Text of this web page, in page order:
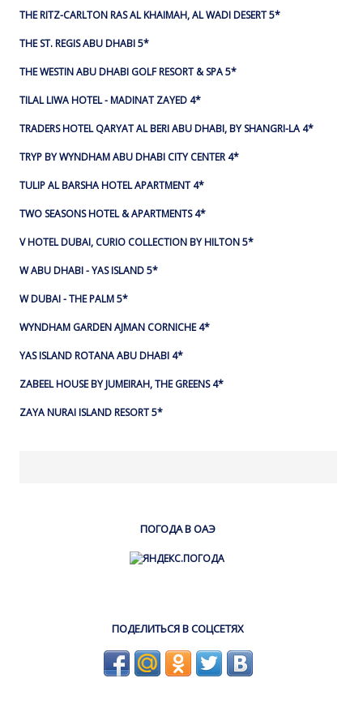
THE RITZ-CARLTON RAS AL KHAIMAH, AL WADI DESERT 5*
THE ST. REGIS ABU DHABI 5*
THE WESTIN ABU DHABI GOLF RESORT & SPA 5*
TILAL LIWA HOTEL - MADINAT ZAYED 4*
TRADERS HOTEL QARYAT AL BERI ABU DHABI, BY SHANGRI-LA 4*
TRYP BY WYNDHAM ABU DHABI CITY CENTER 4*
TULIP AL BARSHA HOTEL APARTMENT 4*
TWO SEASONS HOTEL & APARTMENTS 4*
V HOTEL DUBAI, CURIO COLLECTION BY HILTON 5*
W ABU DHABI - YAS ISLAND 5*
W DUBAI - THE PALM 5*
WYNDHAM GARDEN AJMAN CORNICHE 4*
YAS ISLAND ROTANA ABU DHABI 4*
ZABEEL HOUSE BY JUMEIRAH, THE GREENS 4*
ZAYA NURAI ISLAND RESORT 5*
ПОГОДА В ОАЭ
ПОДЕЛИТЬСЯ В СОЦСЕТЯХ